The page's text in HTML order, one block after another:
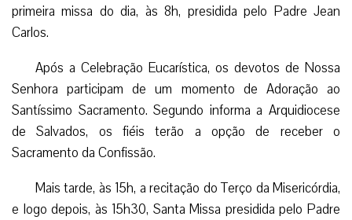
primeira missa do dia, às 8h, presidida pelo Padre Jean
Carlos.
Após a Celebração Eucarística, os devotos de Nossa
Senhora participam de um momento de Adoração ao
Santíssimo Sacramento. Segundo informa a Arquidiocese
de Salvados, os fiéis terão a opção de receber o
Sacramento da Confissão.
Mais tarde, às 15h, a recitação do Terço da Misericórdia,
e logo depois, às 15h30, Santa Missa presidida pelo Padre